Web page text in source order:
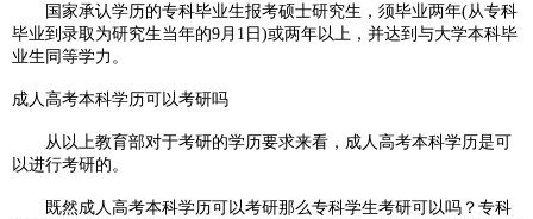
国家承认学历的专科毕业生报考硕士研究生，须毕业两年(从专科
毕业到录取为研究生当年的9月1日)或两年以上，并达到与大学本科毕
业生同等学力。
成人高考本科学历可以考研吗
从以上教育部对于考研的学历要求来看，成人高考本科学历是可
以进行考研的。
既然成人高考本科学历可以考研那么专科学生考研可以吗？专科